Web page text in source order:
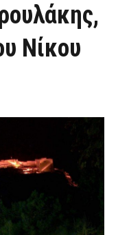
Νίκου